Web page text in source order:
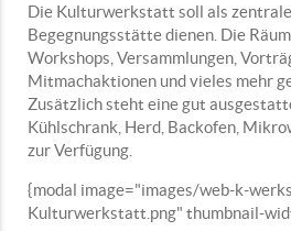
Die Kulturwerkstatt soll als
Begegnungsstätte dienen. Die
Workshops, Versammlungen,
Mitmachaktionen und vieles mehr
Zusätzlich steht eine gut
Kühlschrank, Herd, Backofen,
zur Verfügung.
{modal image="images/web-k-
Kulturwerkstatt.png" thumbnail-